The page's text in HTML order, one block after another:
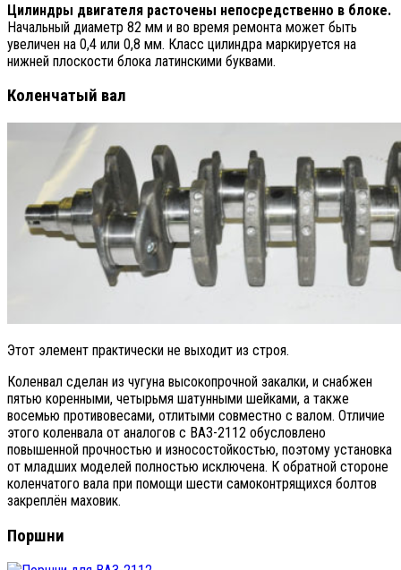
Цилиндры двигателя расточены непосредственно в блоке.
Начальный диаметр 82 мм и во время ремонта может быть
увеличен на 0,4 или 0,8 мм. Класс цилиндра маркируется на
нижней плоскости блока латинскими буквами.
Коленчатый вал
Этот элемент практически не выходит из строя.
Коленвал сделан из чугуна высокопрочной закалки, и снабжен
пятью коренными, четырьмя шатунными шейками, а также
восемью противовесами, отлитыми совместно с валом. Отличие
этого коленвала от аналогов с ВАЗ-2112 обусловлено
повышенной прочностью и износостойкостью, поэтому установка
от младших моделей полностью исключена. К обратной стороне
коленчатого вала при помощи шести самоконтрящихся болтов
закреплён маховик.
Поршни